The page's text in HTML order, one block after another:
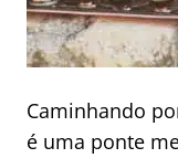
Caminhando
é uma ponte